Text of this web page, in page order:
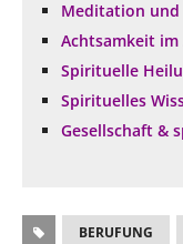
Meditation
Achtsamkeit im
Spirituelle
Spirituelles
Gesellschaft &
BERUFUNG